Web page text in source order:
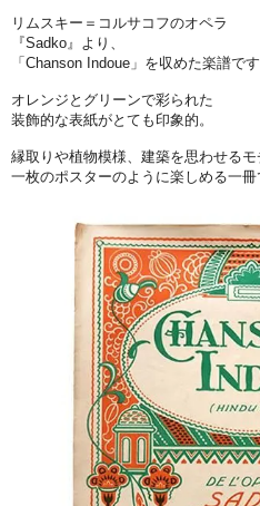
リムスキー＝コルサコフのオペラ
『Sadko』より、
「Chanson Indoue」を収めた楽譜です
オレンジとグリーンで彩られた
装飾的な表紙がとても印象的。
縁取りや植物模様、建築を思わせるモ
一枚のポスターのように楽しめる一冊